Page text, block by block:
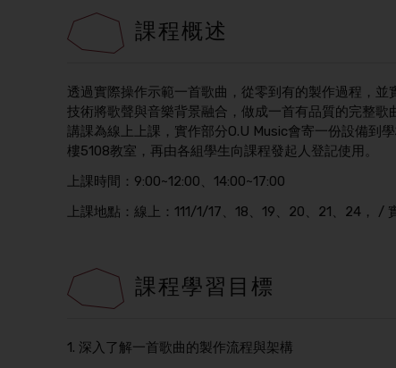
課程概述
透過實際操作示範一首歌曲，從零到有的製作過程，
技術將歌聲與音樂背景融合，做成一首有品質的完整歌
講課為線上上課，實作部分O.U Music會寄一份設備到
樓5108教室，再由各組學生向課程發起人登記使用。
上課時間：9:00~12:00、14:00~17:00
上課地點：線上：111/1/17、18、19、20、21、24， /
課程學習目標
1. 深入了解一首歌曲的製作流程與架構